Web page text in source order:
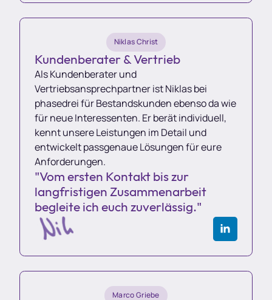
Niklas Christ
Kundenberater & Vertrieb
Als Kundenberater und
Vertriebsansprechpartner ist Niklas bei
phasedrei für Bestandskunden ebenso da wie
für neue Interessenten. Er berät individuell,
kennt unsere Leistungen im Detail und
entwickelt passgenaue Lösungen für eure
Anforderungen.
"Vom ersten Kontakt bis zur
langfristigen Zusammenarbeit
begleite ich euch zuverlässig."
Marco Griebe